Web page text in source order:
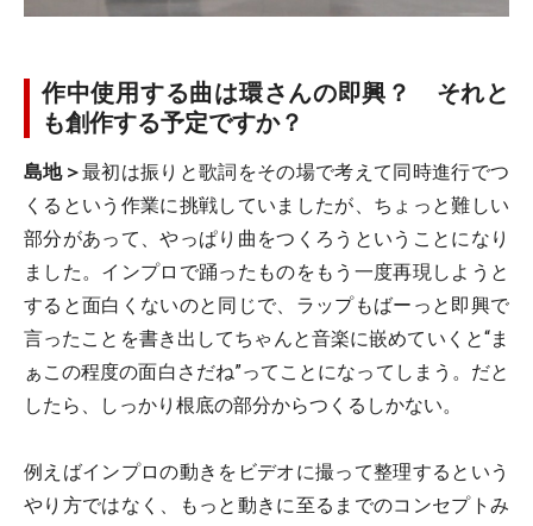
作中使用する曲は環さんの即興？ それと
も創作する予定ですか？
島地＞最初は振りと歌詞をその場で考えて同時進行でつ
くるという作業に挑戦していましたが、ちょっと難しい
部分があって、やっぱり曲をつくろうということになり
ました。インプロで踊ったものをもう一度再現しようと
すると面白くないのと同じで、ラップもばーっと即興で
言ったことを書き出してちゃんと音楽に嵌めていくと“ま
ぁこの程度の面白さだね”ってことになってしまう。だと
したら、しっかり根底の部分からつくるしかない。
例えばインプロの動きをビデオに撮って整理するという
やり方ではなく、もっと動きに至るまでのコンセプトみ